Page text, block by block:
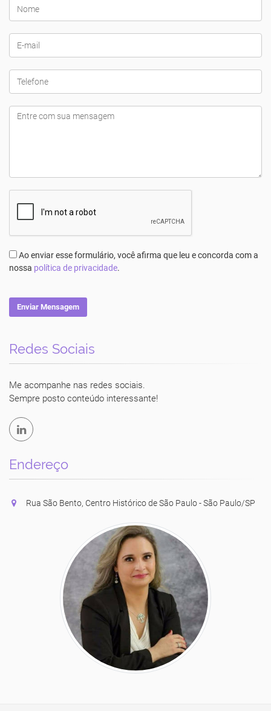
Ao enviar esse formulário, você afirma que leu e concorda com a
nossa política de privacidade.
Enviar Mensagem
Redes Sociais
Me acompanhe nas redes sociais.
Sempre posto conteúdo interessante!
Endereço
Rua São Bento, Centro Histórico de São Paulo - São Paulo/SP